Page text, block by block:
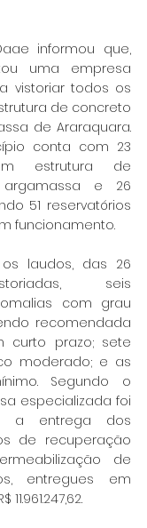
informou que,
uma empresa
vistoriar todos os
de concreto
de Araraquara.
conta com 23
estrutura de
e 26
51 reservatórios
funcionamento.
laudos, das 26
seis
com grau
recomendada
curto prazo; sete
moderado; e as
Segundo o
especializada foi
a entrega dos
de recuperação
de
entregues em